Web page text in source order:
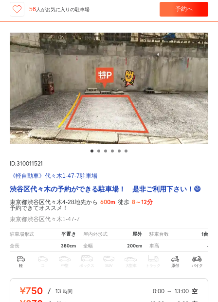
56 人がお気に入りの駐車場 予約へ
ID:310011521
《軽自動車》代々木1-47-7駐車場
渋谷区代々木の予約ができる駐車場！ 是非ご利用下さい！😄
東京都渋谷区代々木4-28地先から 600m 徒歩 8～12分
予約できてオススメ！
東京都渋谷区代々木1-47-7
駐車場形式 平置き 屋内外形式 屋外 駐車台数 1台
全長 380cm 全幅 200cm 車高 -
軽 中型 ボックス SUV 大型車 トラック 原付 バイク
¥750 / 13 時間 0:00 ～ 13:00 空